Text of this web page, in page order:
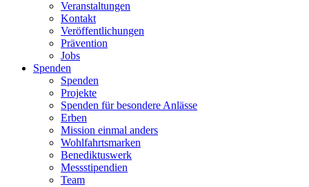
Veranstaltungen
Kontakt
Veröffentlichungen
Prävention
Jobs
Spenden
Spenden
Projekte
Spenden für besondere Anlässe
Erben
Mission einmal anders
Wohlfahrtsmarken
Benediktuswerk
Messstipendien
Team